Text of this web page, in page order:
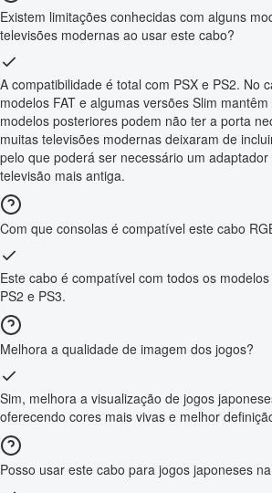
Existem limitações conhecidas com alguns
televisões modernas ao usar este cabo?
A compatibilidade é total com PSX e PS2. No
modelos FAT e algumas versões Slim
modelos posteriores podem não ter a porta
muitas televisões modernas deixaram de
pelo que poderá ser necessário um
televisão mais antiga.
Com que consolas é compatível este cabo
Este cabo é compatível com todos os
PS2 e PS3.
Melhora a qualidade de imagem dos jogos?
Sim, melhora a visualização de jogos
oferecendo cores mais vivas e melhor
Posso usar este cabo para jogos japoneses